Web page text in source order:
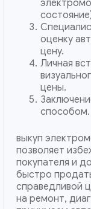
оценку
цену.
Личная
цены.
способом.
выкуп
позволяет
покупателя и
быстро
справедливой
на ремонт,